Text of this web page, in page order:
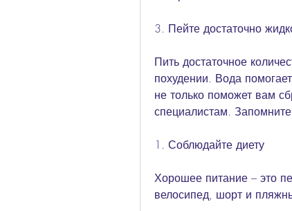
3. Пейте достаточно
Пить достаточное
похудении. Вода
не только поможет вам
специалистам.
1. Соблюдайте диету
Хорошее питание – это
велосипед, шорт и